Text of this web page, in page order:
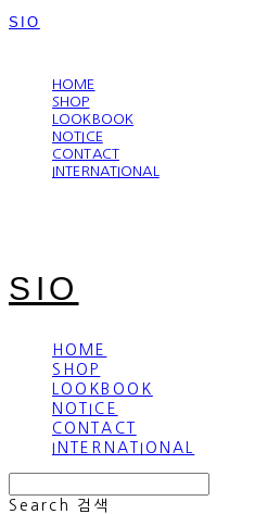
SIO
HOME
SHOP
LOOKBOOK
NOTICE
CONTACT
INTERNATIONAL
SIO
HOME
SHOP
LOOKBOOK
NOTICE
CONTACT
INTERNATIONAL
Search
검색